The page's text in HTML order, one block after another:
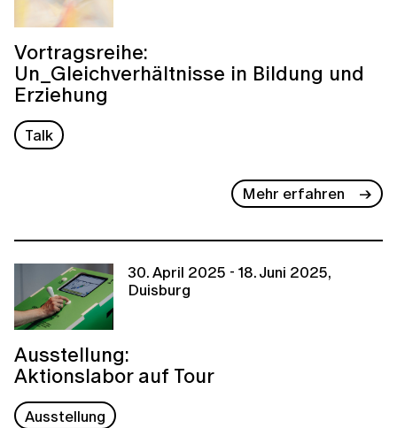
Vortragsreihe:
Un_Gleichverhältnisse in Bildung und
Erziehung
Talk
Mehr erfahren
30. April 2025 - 18. Juni 2025,
Duisburg
Ausstellung:
Aktionslabor auf Tour
Ausstellung